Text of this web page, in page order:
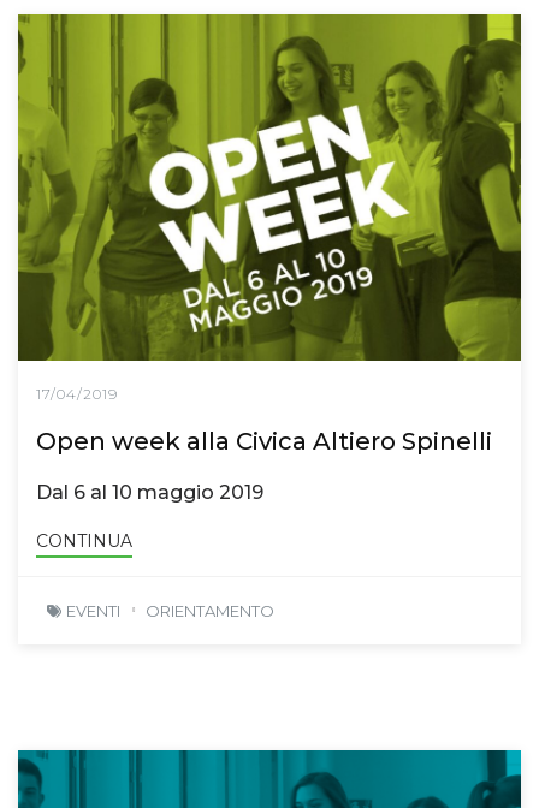
17/04/2019
Open week alla Civica Altiero Spinelli
Dal 6 al 10 maggio 2019
CONTINUA
EVENTI ORIENTAMENTO